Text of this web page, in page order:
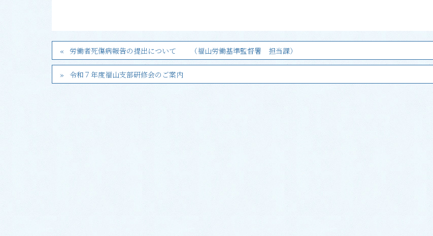
労働者死傷病報告の提出について （福山労働基準監督署 担当課）
令和７年度福山支部研修会のご案内